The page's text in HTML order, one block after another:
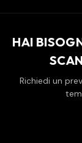
HAI
Richiedi un